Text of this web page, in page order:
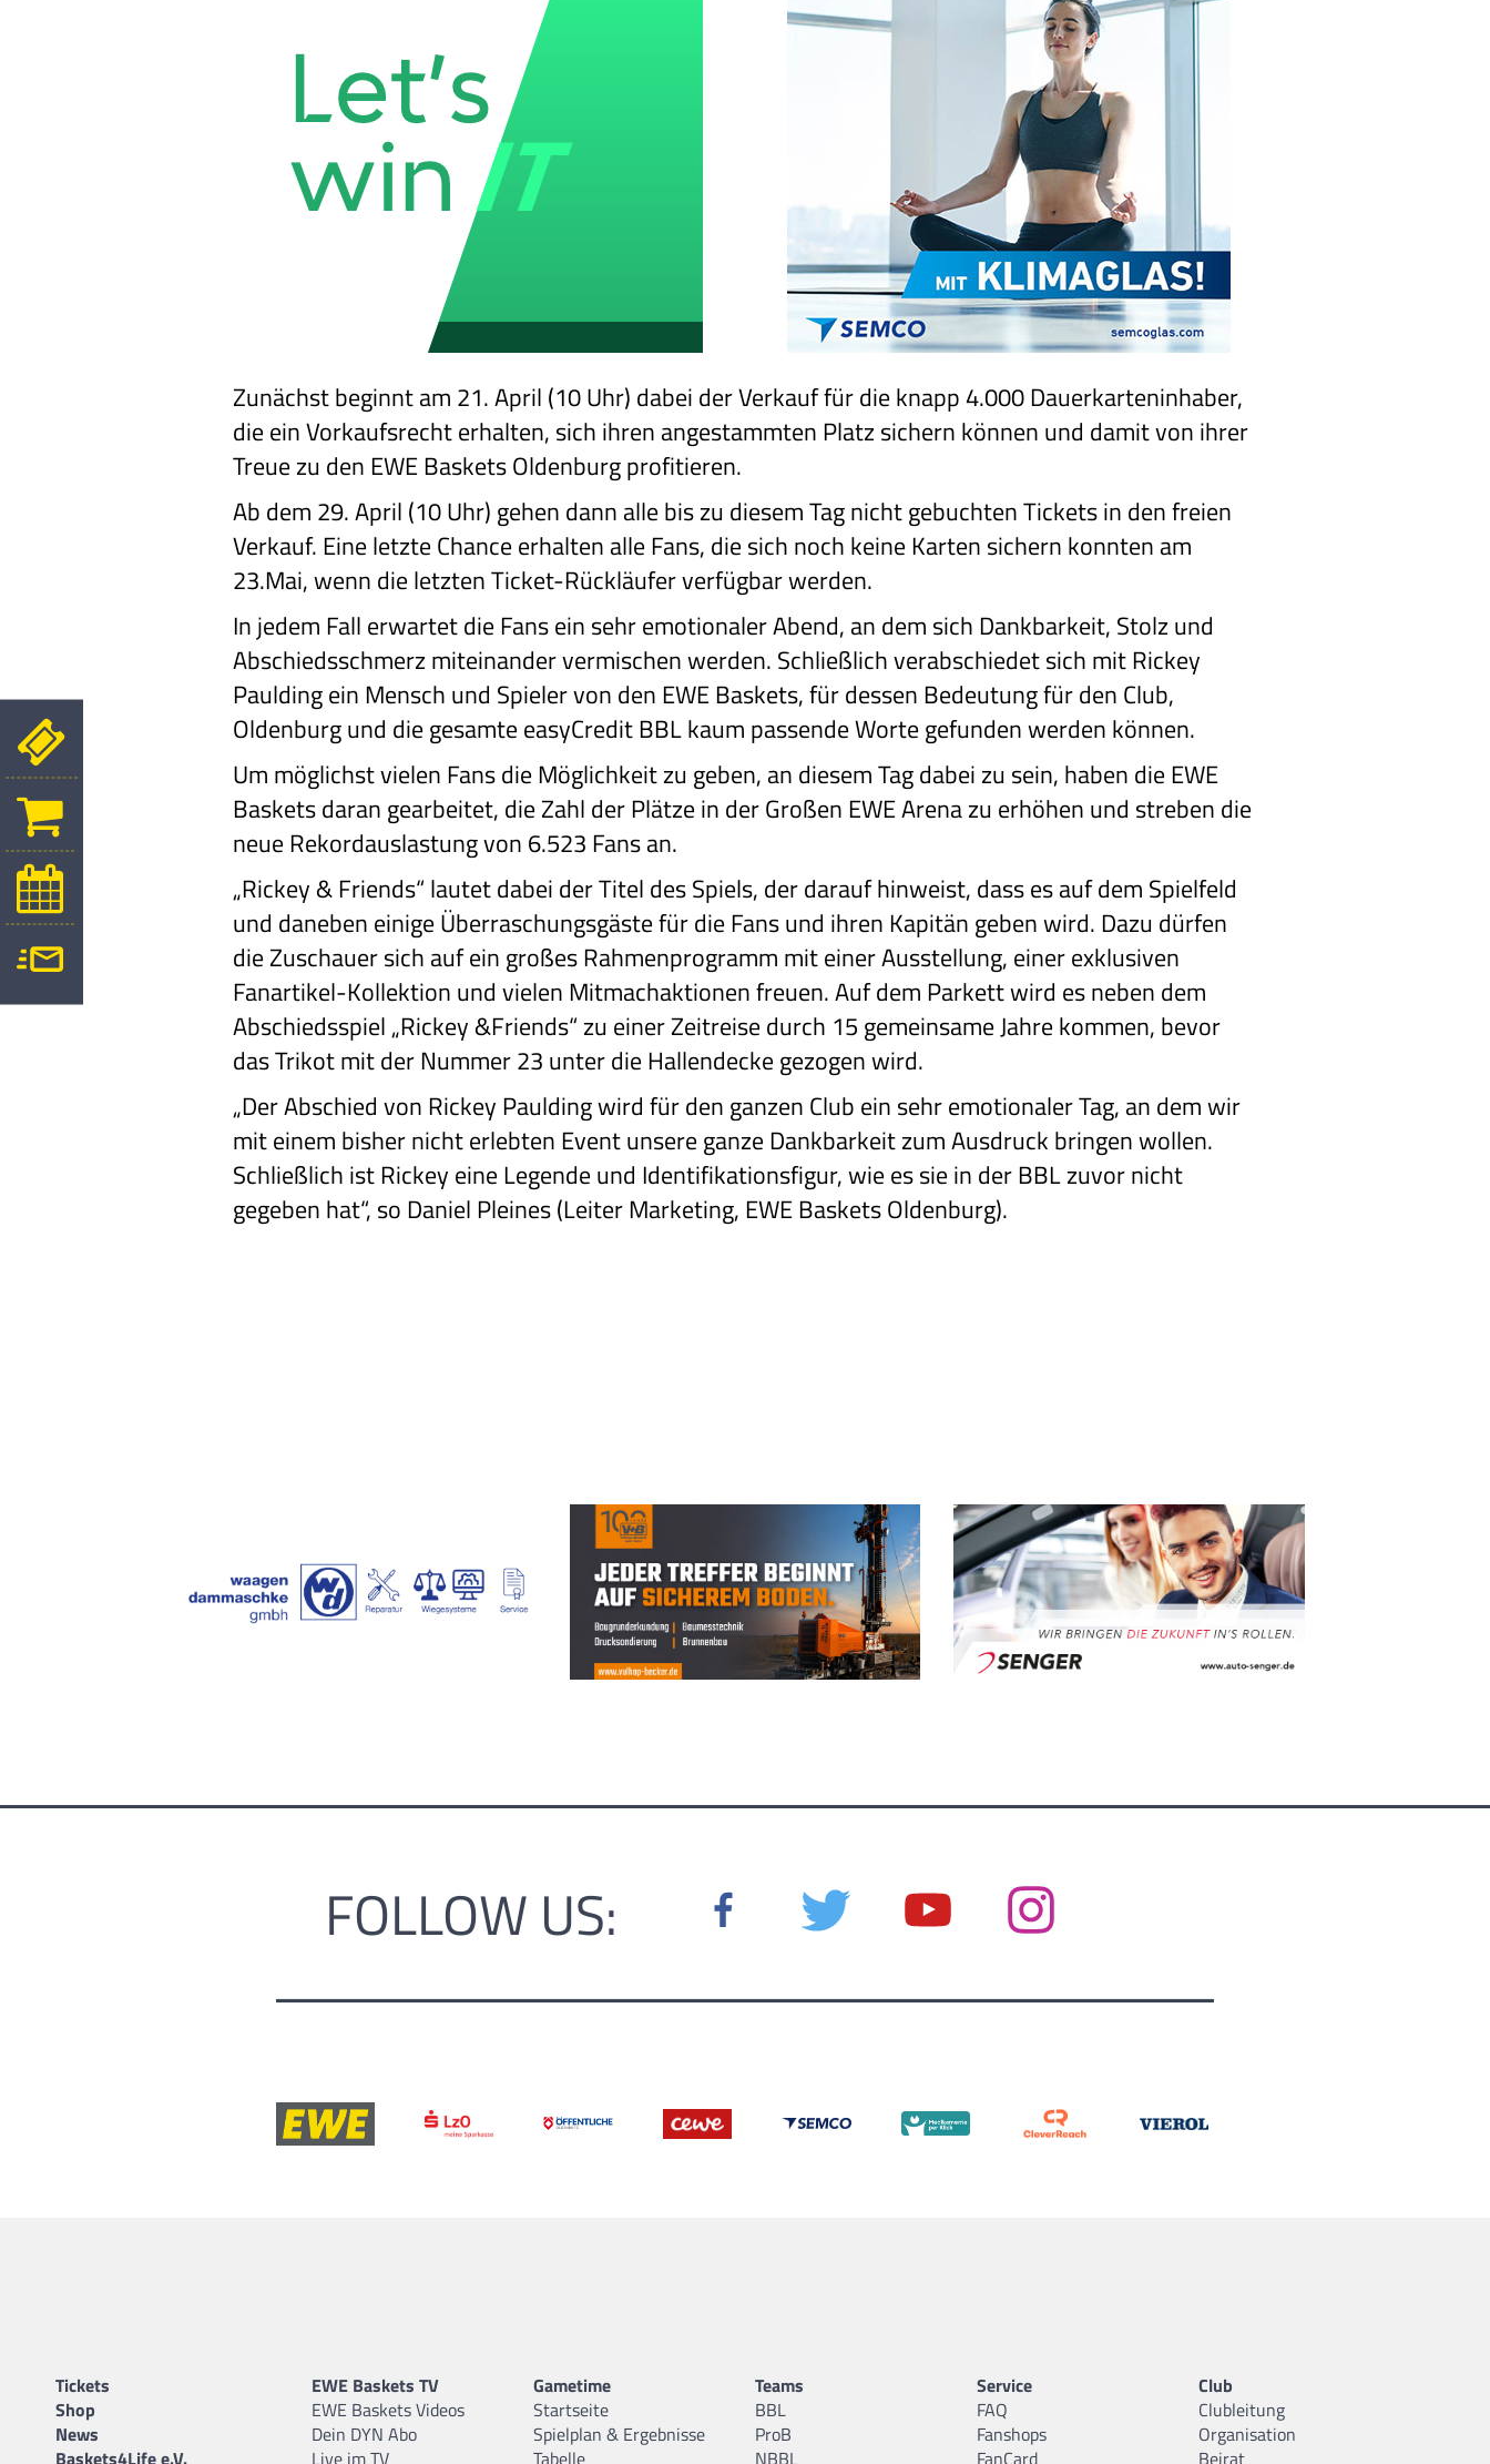
Zunächst beginnt am 21. April (10 Uhr) dabei der Verkauf für die knapp 4.000 Dauerkarteninhaber,
die ein Vorkaufsrecht erhalten, sich ihren angestammten Platz sichern können und damit von ihrer
Treue zu den EWE Baskets Oldenburg profitieren.
Ab dem 29. April (10 Uhr) gehen dann alle bis zu diesem Tag nicht gebuchten Tickets in den freien
Verkauf. Eine letzte Chance erhalten alle Fans, die sich noch keine Karten sichern konnten am
23.Mai, wenn die letzten Ticket-Rückläufer verfügbar werden.
In jedem Fall erwartet die Fans ein sehr emotionaler Abend, an dem sich Dankbarkeit, Stolz und
Abschiedsschmerz miteinander vermischen werden. Schließlich verabschiedet sich mit Rickey
Paulding ein Mensch und Spieler von den EWE Baskets, für dessen Bedeutung für den Club,
Oldenburg und die gesamte easyCredit BBL kaum passende Worte gefunden werden können.
Um möglichst vielen Fans die Möglichkeit zu geben, an diesem Tag dabei zu sein, haben die EWE
Baskets daran gearbeitet, die Zahl der Plätze in der Großen EWE Arena zu erhöhen und streben die
neue Rekordauslastung von 6.523 Fans an.
„Rickey & Friends“ lautet dabei der Titel des Spiels, der darauf hinweist, dass es auf dem Spielfeld
und daneben einige Überraschungsgäste für die Fans und ihren Kapitän geben wird. Dazu dürfen
die Zuschauer sich auf ein großes Rahmenprogramm mit einer Ausstellung, einer exklusiven
Fanartikel-Kollektion und vielen Mitmachaktionen freuen. Auf dem Parkett wird es neben dem
Abschiedsspiel „Rickey &Friends“ zu einer Zeitreise durch 15 gemeinsame Jahre kommen, bevor
das Trikot mit der Nummer 23 unter die Hallendecke gezogen wird.
„Der Abschied von Rickey Paulding wird für den ganzen Club ein sehr emotionaler Tag, an dem wir
mit einem bisher nicht erlebten Event unsere ganze Dankbarkeit zum Ausdruck bringen wollen.
Schließlich ist Rickey eine Legende und Identifikationsfigur, wie es sie in der BBL zuvor nicht
gegeben hat“, so Daniel Pleines (Leiter Marketing, EWE Baskets Oldenburg).
FOLLOW US:
Tickets
Shop
News
Baskets4Life e.V.
EWE Baskets TV
EWE Baskets Videos
Dein DYN Abo
Live im TV
Gametime
Startseite
Spielplan & Ergebnisse
Tabelle
Teams
BBL
ProB
NBBL
Service
FAQ
Fanshops
FanCard
Club
Clubleitung
Organisation
Beirat